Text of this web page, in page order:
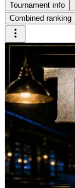
Tournament info
Combined ranking